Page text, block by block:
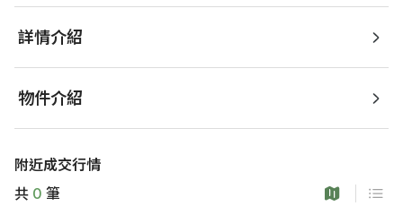
詳情介紹
物件介紹
附近成交行情
共 0 筆